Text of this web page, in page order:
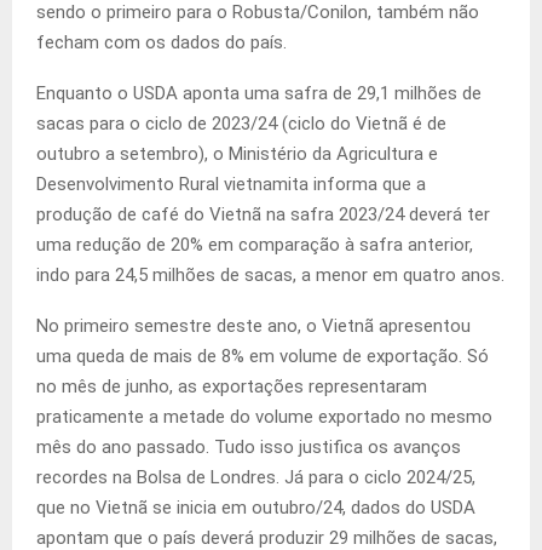
sendo o primeiro para o Robusta/Conilon, também não
fecham com os dados do país.
Enquanto o USDA aponta uma safra de 29,1 milhões de
sacas para o ciclo de 2023/24 (ciclo do Vietnã é de
outubro a setembro), o Ministério da Agricultura e
Desenvolvimento Rural vietnamita informa que a
produção de café do Vietnã na safra 2023/24 deverá ter
uma redução de 20% em comparação à safra anterior,
indo para 24,5 milhões de sacas, a menor em quatro anos.
No primeiro semestre deste ano, o Vietnã apresentou
uma queda de mais de 8% em volume de exportação. Só
no mês de junho, as exportações representaram
praticamente a metade do volume exportado no mesmo
mês do ano passado. Tudo isso justifica os avanços
recordes na Bolsa de Londres. Já para o ciclo 2024/25,
que no Vietnã se inicia em outubro/24, dados do USDA
apontam que o país deverá produzir 29 milhões de sacas,